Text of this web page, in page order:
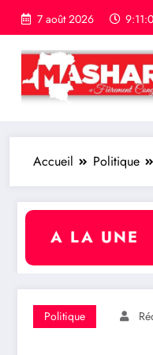
7 août 2026
Accueil Politique
A LA UNE
le FC Les Aigles du
une réponse du
SOCIÉTÉ : Le
Politique